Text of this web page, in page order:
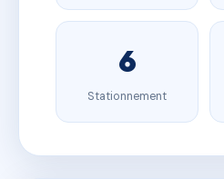
6
Stationnement